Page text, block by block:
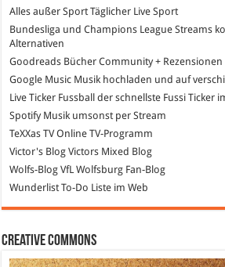
Alles außer SportTäglicher Live Sport
Bundesliga und Champions League Streams
Alternativen
Goodreads Bücher Community + Rezensionen
Google Music Musik hochladen und auf
Live Ticker Fussball
der schnellste Fussi Ticker
SpotifyMusik umsonst per Stream
TeXXas TVOnline TV-Programm
Victor's Blog Victors Mixed Blog
Wolfs-Blog VfL Wolfsburg Fan-Blog
WunderlistTo-Do Liste im Web
Creative Commons